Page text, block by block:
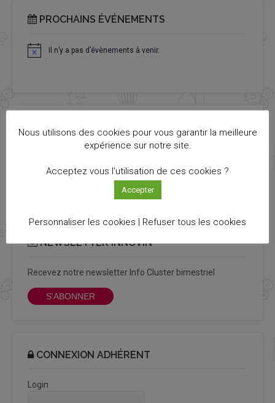
PROCHAINS ÉVÉNEMENTS
Notice Il n’y a pas d’évènements à venir.
TOUTES LES ACTUALITÉS
NEWSLETTER INNOVIN
Recevez notre newsletter Info Cluster bimestriel
S'ABONNER
CONNEXION ADHÉRENT
Login
Nous utilisons des cookies pour vous garantir la meilleure
expérience sur notre site.
Acceptez vous l'utilisation de ces cookies ?
Accepter
Personnaliser les cookies | Refuser tous les cookies